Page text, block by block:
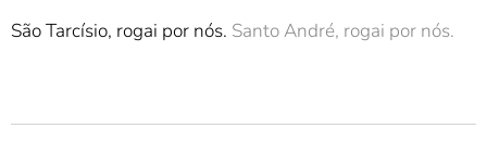
São Tarcísio, rogai por nós. Santo André, rogai por nós.